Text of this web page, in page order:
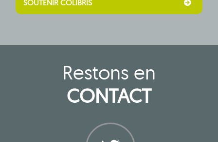
SOUTENIR COLIBRIS
Restons en
CONTACT